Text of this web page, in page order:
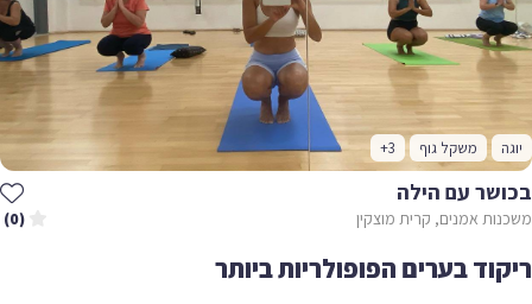
יוגה משקל גוף +3
בכושר עם הילה
משכנות אמנים, קרית מוצקין (0)
ריקוד בערים הפופולריות ביותר